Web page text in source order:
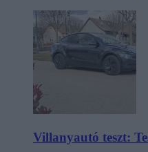
Villanyautó teszt: